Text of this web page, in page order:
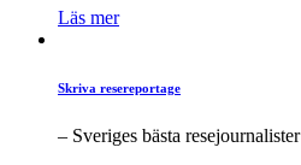
Läs mer
Skriva resereportage
– Sveriges bästa